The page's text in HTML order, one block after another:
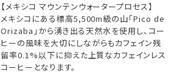
【メキシコ マウンテンウォータープロセス】
メキシコにある標高5,500m級の山「Pico de
Orizaba」から湧き出る天然水を使用し、コー
ヒーの風味を大切にしながらもカフェイン残
留率0.1%以下に抑えた上質なカフェインレス
コーヒーとなります。